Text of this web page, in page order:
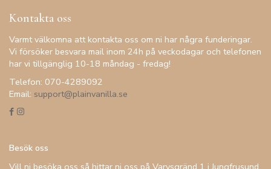
Kontakta oss
Varmt välkomna att kontakta oss om ni har några funderingar.
Vi försöker besvara mail inom 24h på veckodagar och telefonen
har vi tillgänglig 10-18 måndag - fredag!
Telefon: 070-4289092
Email: support@plainvanilla.se
Besök oss
Vill ni besöka oss så hittar ni oss på Varvsgränd 1 i Jungfrusund,